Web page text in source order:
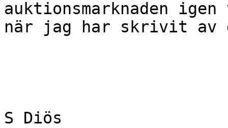
auktionsmarknaden
när jag har skrivit av
S Diös